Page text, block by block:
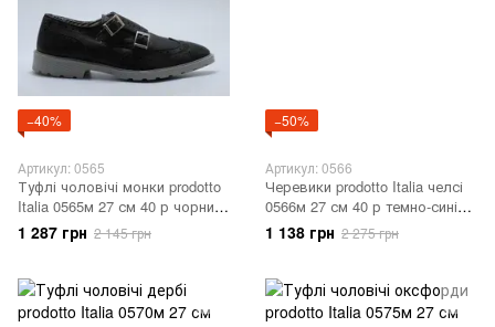
−40%
Артикул: 0565
Туфлі чоловічі монки prodotto
Italia 0565м 27 см 40 р чорний
0565
1 287 грн 2 145 грн
−50%
Артикул: 0566
Черевики prodotto Italia челсі
0566м 27 см 40 р темно-синій
0566
1 138 грн 2 275 грн